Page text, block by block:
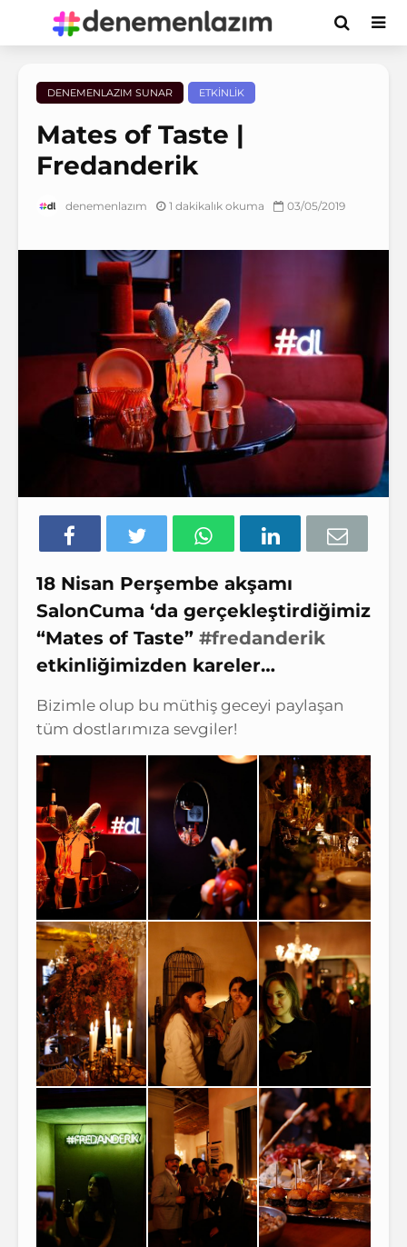
DENEMENLAZIM SUNAR ETKINLIK
Mates of Taste |
Fredanderik
denemenlazım 1 dakikalık okuma 03/05/2019
18 Nisan Perşembe akşamı
SalonCuma ‘da gerçekleştirdiğimiz
“Mates of Taste” #fredanderik
etkinliğimizden kareler…
Bizimle olup bu müthiş geceyi paylaşan
tüm dostlarımıza sevgiler!